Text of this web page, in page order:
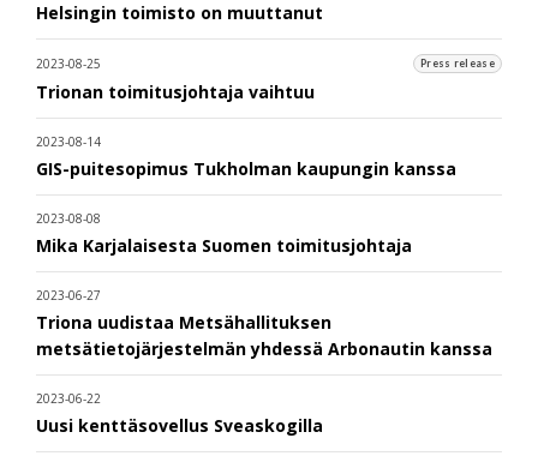
Helsingin toimisto on muuttanut
2023-08-25 Press release
Trionan toimitusjohtaja vaihtuu
2023-08-14
GIS-puitesopimus Tukholman kaupungin kanssa
2023-08-08
Mika Karjalaisesta Suomen toimitusjohtaja
2023-06-27
Triona uudistaa Metsähallituksen
metsätietojärjestelmän yhdessä Arbonautin kanssa
2023-06-22
Uusi kenttäsovellus Sveaskogilla